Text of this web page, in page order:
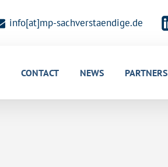
info[at]mp-sachverstaendige.de
CONTACT NEWS PARTNERS